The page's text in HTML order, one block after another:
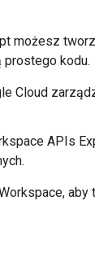
możesz
prostego kodu.
Cloud
APIs